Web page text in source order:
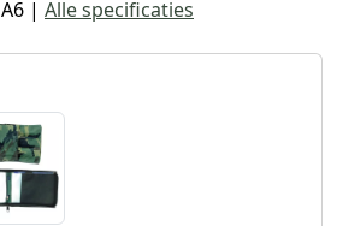
A6 | Alle specificaties